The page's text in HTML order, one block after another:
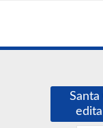
Santa